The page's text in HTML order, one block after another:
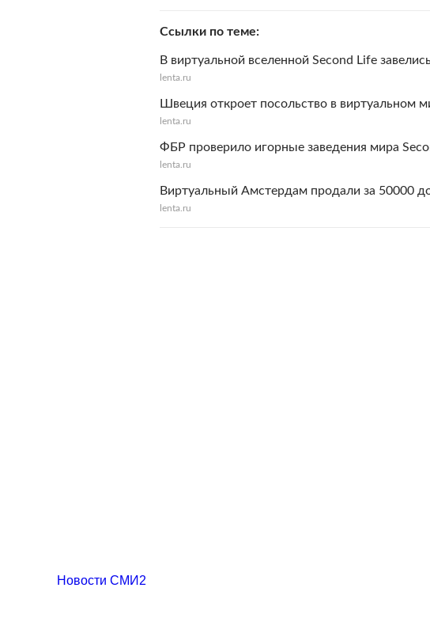
Ссылки по теме
В виртуальной вселенной Second Life
lenta.ru
Швеция откроет посольство в виртуальном
lenta.ru
ФБР проверило игорные заведения мира
lenta.ru
Виртуальный Амстердам продали за 50000
lenta.ru
Новости СМИ2